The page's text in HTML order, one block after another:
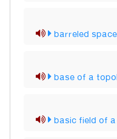
barreled space
base of a
basic field of